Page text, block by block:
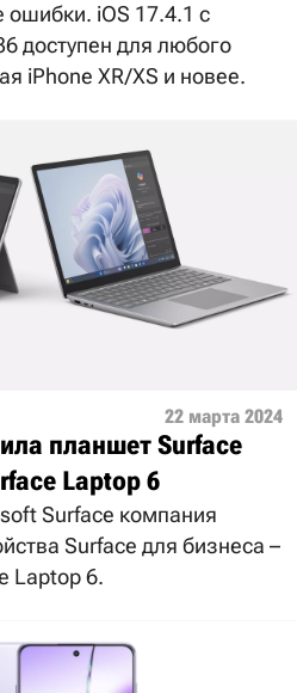
ошибки. iOS 17.4.1 с
доступен для любого
iPhone XR/XS и новее.
22 марта 2024
планшет Surface
Laptop 6
Surface компания
Surface для бизнеса –
Laptop 6.